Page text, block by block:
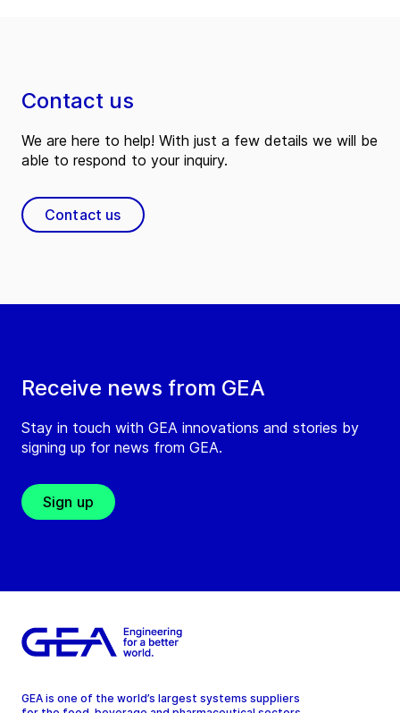
Receive news from GEA
Stay in touch with GEA innovations and stories by
signing up for news from GEA.
Sign up
Contact us
We are here to help! With just a few details we will be
able to respond to your inquiry.
Contact us
GEA is one of the world’s largest systems suppliers